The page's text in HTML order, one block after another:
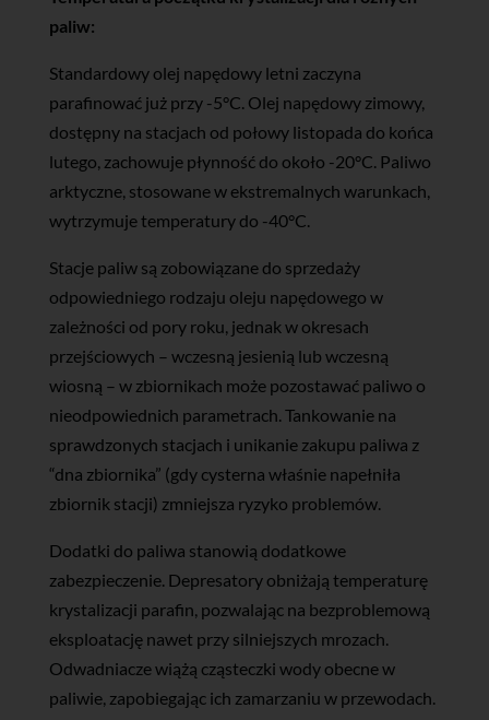
paliw:
Standardowy olej napędowy letni zaczyna
parafinować już przy -5°C. Olej napędowy zimowy,
dostępny na stacjach od połowy listopada do końca
lutego, zachowuje płynność do około -20°C. Paliwo
arktyczne, stosowane w ekstremalnych warunkach,
wytrzymuje temperatury do -40°C.
Stacje paliw są zobowiązane do sprzedaży
odpowiedniego rodzaju oleju napędowego w
zależności od pory roku, jednak w okresach
przejściowych – wczesną jesienią lub wczesną
wiosną – w zbiornikach może pozostawać paliwo o
nieodpowiednich parametrach. Tankowanie na
sprawdzonych stacjach i unikanie zakupu paliwa z
“dna zbiornika” (gdy cysterna właśnie napełniła
zbiornik stacji) zmniejsza ryzyko problemów.
Dodatki do paliwa stanowią dodatkowe
zabezpieczenie. Depresatory obniżają temperaturę
krystalizacji parafin, pozwalając na bezproblemową
eksploatację nawet przy silniejszych mrozach.
Odwadniacze wiążą cząsteczki wody obecne w
paliwie, zapobiegając ich zamarzaniu w przewodach.